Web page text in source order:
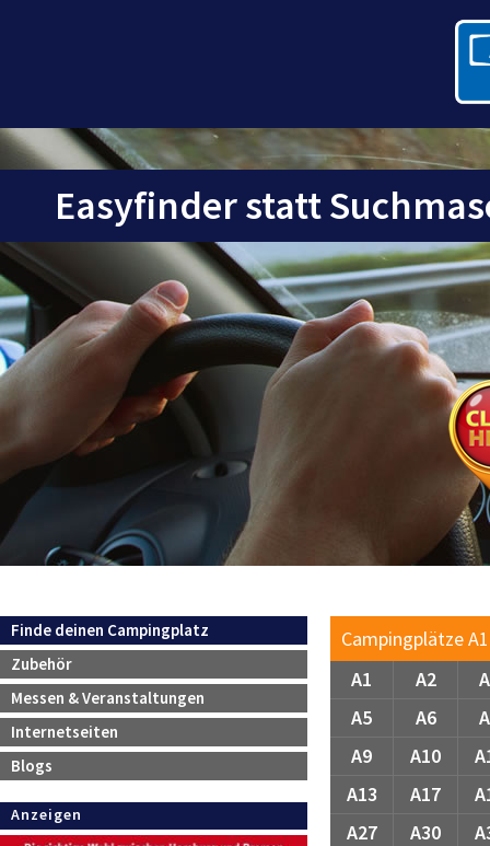
Easyfinder statt
Campingplätze
A1
A2
A5
A6
A9
A10
A13
A17
A27
A30
Navigation
überspringen
Finde deinen Campingplatz
Zubehör
Messen & Veranstaltungen
Internetseiten
Blogs
Anzeigen